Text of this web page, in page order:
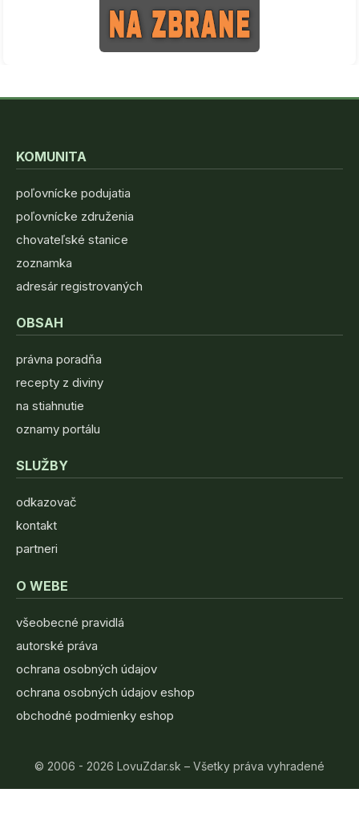
KOMUNITA
poľovnícke podujatia
poľovnícke združenia
chovateľské stanice
zoznamka
adresár registrovaných
OBSAH
právna poradňa
recepty z diviny
na stiahnutie
oznamy portálu
SLUŽBY
odkazovač
kontakt
partneri
O WEBE
všeobecné pravidlá
autorské práva
ochrana osobných údajov
ochrana osobných údajov eshop
obchodné podmienky eshop
© 2006 - 2026 LovuZdar.sk – Všetky práva vyhradené